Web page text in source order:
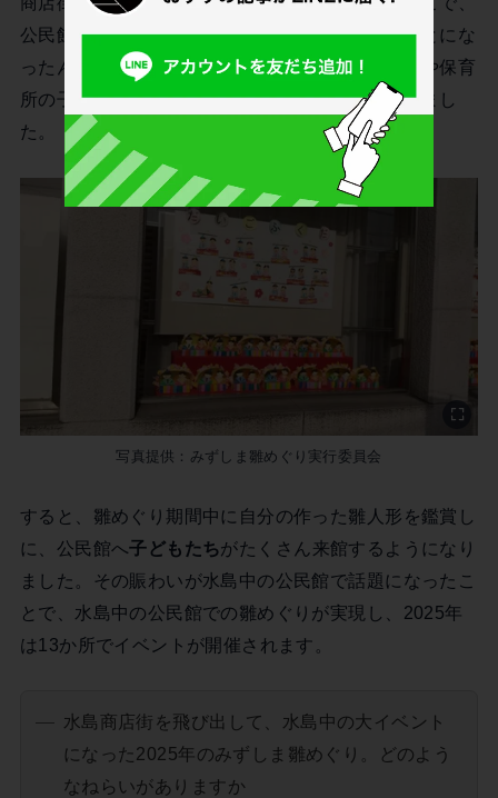
公民館などの公共施設を使って雛めぐりをすることにな
ったんです。同時に、公民館の地区にある幼稚園や保育
所の子どもたちが作った雛人形も飾るようになりまし
た。
写真提供：みずしま雛めぐり実行委員会
すると、雛めぐり期間中に自分の作った雛人形を鑑賞し
に、公民館へ子どもたちがたくさん来館するようになり
ました。その賑わいが水島中の公民館で話題になったこ
とで、水島中の公民館での雛めぐりが実現し、2025年
は13か所でイベントが開催されます。
水島商店街を飛び出して、水島中の大イベント
になった2025年のみずしま雛めぐり。どのよう
なねらいがありますか